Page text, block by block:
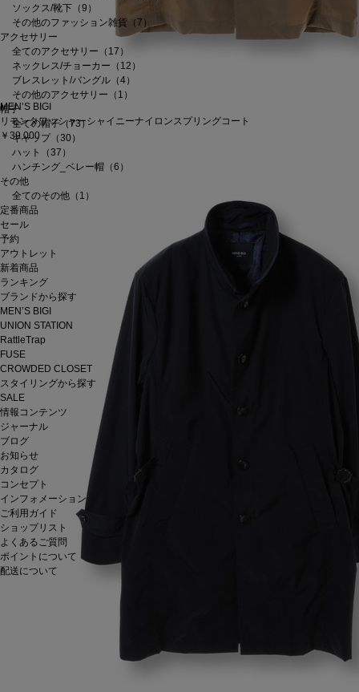
ソックス/靴下（9）
その他のファッション雑貨（7）
アクセサリー
全てのアクセサリー（17）
ネックレス/チョーカー（12）
ブレスレット/バングル（4）
その他のアクセサリー（1）
帽子
全ての帽子（73）
キャップ（30）
ハット（37）
ハンチング_ベレー帽（6）
その他
全てのその他（1）
定番商品
セール
予約
アウトレット
新着商品
ランキング
ブランドから探す
MEN’S BIGI
UNION STATION
RattleTrap
FUSE
CROWDED CLOSET
スタイリングから探す
SALE
情報コンテンツ
ジャーナル
ブログ
お知らせ
カタログ
コンセプト
インフォメーション
ご利用ガイド
ショップリスト
よくあるご質問
ポイントについて
配送について
MEN’S BIGI
リモンタワッシャーシャイニーナイロンスプリングコート
￥39,000